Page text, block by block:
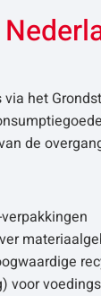
via het
de
voor